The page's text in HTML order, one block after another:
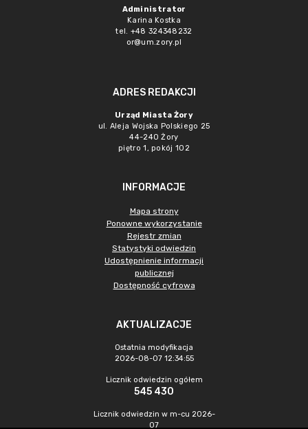
Administrator
Karina Kostka
tel. +48 324348232
or@um.zory.pl
ADRES REDAKCJI
Urząd Miasta Żory
ul. Aleja Wojska Polskiego 25
44-240 Żory
piętro 1, pokój 102
INFORMACJE
Mapa strony
Ponowne wykorzystanie
Rejestr zmian
Statystyki odwiedzin
Udostępnienie informacji
publicznej
Dostępność cyfrowa
AKTUALIZACJE
Ostatnia modyfikacja
2026-08-07 12:34:55
Licznik odwiedzin ogółem
545 430
Licznik odwiedzin w m-cu 2026-
07